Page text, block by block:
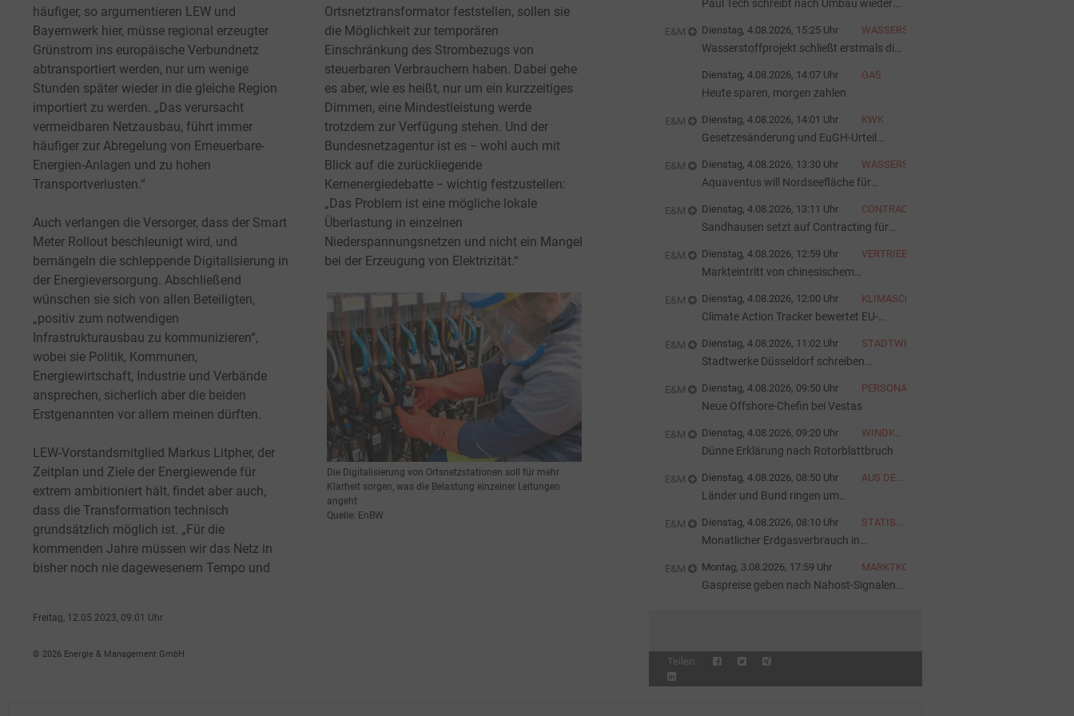
häufiger, so argumentieren LEW und
Bayernwerk hier, müsse regional erzeugter
Grünstrom ins europäische Verbundnetz
abtransportiert werden, nur um wenige
Stunden später wieder in die gleiche Region
importiert zu werden. „Das verursacht
vermeidbaren Netzausbau, führt immer
häufiger zur Abregelung von Erneuerbare-
Energien-Anlagen und zu hohen
Transportverlusten.“
Auch verlangen die Versorger, dass der Smart
Meter Rollout beschleunigt wird, und
bemängeln die schleppende Digitalisierung in
der Energieversorgung. Abschließend
wünschen sie sich von allen Beteiligten,
„positiv zum notwendigen
Infrastrukturausbau zu kommunizieren“,
wobei sie Politik, Kommunen,
Energiewirtschaft, Industrie und Verbände
ansprechen, sicherlich aber die beiden
Erstgenannten vor allem meinen dürften.
LEW-Vorstandsmitglied Markus Litpher, der
Zeitplan und Ziele der Energiewende für
extrem ambitioniert hält, findet aber auch,
dass die Transformation technisch
grundsätzlich möglich ist. „Für die
kommenden Jahre müssen wir das Netz in
bisher noch nie dagewesenem Tempo und
Ortsnetztransformator feststellen, sollen sie
die Möglichkeit zur temporären
Einschränkung des Strombezugs von
steuerbaren Verbrauchern haben. Dabei gehe
es aber, wie es heißt, nur um ein kurzzeitiges
Dimmen, eine Mindestleistung werde
trotzdem zur Verfügung stehen. Und der
Bundesnetzagentur ist es − wohl auch mit
Blick auf die zurückliegende
Kernenergiedebatte − wichtig festzustellen:
„Das Problem ist eine mögliche lokale
Überlastung in einzelnen
Niederspannungsnetzen und nicht ein Mangel
bei der Erzeugung von Elektrizität.“
Die Digitalisierung von Ortsnetzstationen soll für mehr
Klarheit sorgen, was die Belastung einzelner Leitungen
angeht
Quelle: EnBW
Freitag, 12.05.2023, 09:01 Uhr
© 2026 Energie & Management GmbH
Paul Tech schreibt nach Umbau wieder
E&M Dienstag, 4.08.2026, 15:25 Uhr WASSERSTOFFINFRASTRUKTUR
Wasserstoffprojekt schließt erstmals die
Dienstag, 4.08.2026, 14:07 Uhr GAS
Heute sparen, morgen zahlen
E&M Dienstag, 4.08.2026, 14:01 Uhr KWK
Gesetzesänderung und EuGH-Urteil
E&M Dienstag, 4.08.2026, 13:30 Uhr WASSERSTOFFERZEUGUNG
Aquaventus will Nordseefläche für
E&M Dienstag, 4.08.2026, 13:11 Uhr CONTRACTING
Sandhausen setzt auf Contracting für
E&M Dienstag, 4.08.2026, 12:59 Uhr VERTRIEB
Markteintritt von chinesischem
E&M Dienstag, 4.08.2026, 12:00 Uhr KLIMASCHUTZ
Climate Action Tracker bewertet EU-
E&M Dienstag, 4.08.2026, 11:02 Uhr STADTWERKE
Stadtwerke Düsseldorf schreiben
E&M Dienstag, 4.08.2026, 09:50 Uhr PERSONALIE
Neue Offshore-Chefin bei Vestas
E&M Dienstag, 4.08.2026, 09:20 Uhr
WINDKRAFT
OFFSHORE
Dünne Erklärung nach Rotorblattbruch
E&M Dienstag, 4.08.2026, 08:50 Uhr
AUS DER
Länder und Bund ringen um
E&M Dienstag, 4.08.2026, 08:10 Uhr
STATISTIK
TAGES
Monatlicher Erdgasverbrauch in
E&M Montag, 3.08.2026, 17:59 Uhr MARKTKOMMENTAR
Gaspreise geben nach Nahost-Signalen
Teilen: